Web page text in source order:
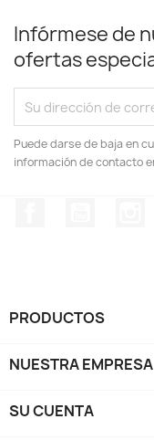
Infórmese de
ofertas
Puede darse de baja en
información de contacto
PRODUCTOS
NUESTRA EMPRESA
SU CUENTA